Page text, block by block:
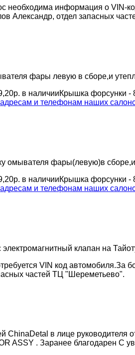
необходима информация о
Александр, отдел запасных
фары левую в сборе,и
в наличииКрышка форсунки -
адресам и телефонам наших
фары(левую)в сборе,и
в наличииКрышка форсунки -
адресам и телефонам наших
клапан на
VIN код автомобиля.За
частей ТЦ "Шереметьево".
ChinaDetal в лице
ASSY . Заранее благодарен С